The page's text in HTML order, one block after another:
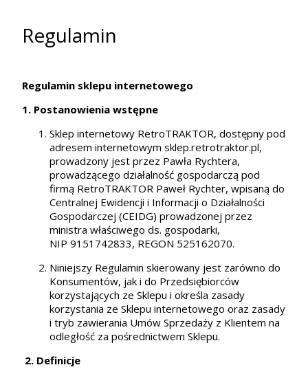
Regulamin
Regulamin sklepu internetowego
1. Postanowienia wstępne
Sklep internetowy RetroTRAKTOR, dostępny pod
adresem internetowym sklep.retrotraktor.pl,
prowadzony jest przez Pawła Rychtera,
prowadzącego działalność gospodarczą pod
firmą RetroTRAKTOR Paweł Rychter, wpisaną do
Centralnej Ewidencji i Informacji o Działalności
Gospodarczej (CEIDG) prowadzonej przez
ministra właściwego ds. gospodarki,
NIP 9151742833, REGON 525162070.
Niniejszy Regulamin skierowany jest zarówno do
Konsumentów, jak i do Przedsiębiorców
korzystających ze Sklepu i określa zasady
korzystania ze Sklepu internetowego oraz zasady
i tryb zawierania Umów Sprzedaży z Klientem na
odległość za pośrednictwem Sklepu.
2. Definicje